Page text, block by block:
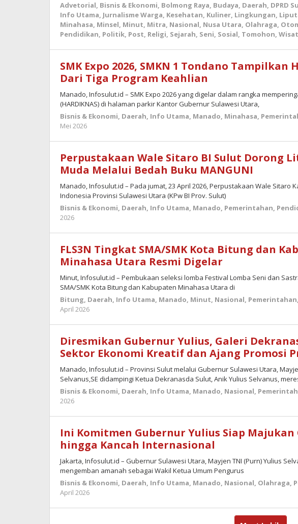
Advetorial, Bisnis & Ekonomi, Bolmong Raya, Budaya, Daerah, DPRD
Info Utama, Jurnalisme Warga, Kesehatan, Kuliner, Lingkungan,
Minahasa, Minsel, Minut, Mitra, Nasional, Nusa Utara, Olahraga,
Pendidikan, Politik, Post, Religi, Sejarah, Seni, Sosial, Tomohon,
SMK Expo 2026, SMKN 1 Tondano Tampilkan
Dari Tiga Program Keahlian
Manado, Infosulut.id – SMK Expo 2026 yang digelar dalam rangka
(HARDIKNAS) di halaman parkir Kantor Gubernur Sulawesi Utara,
Bisnis & Ekonomi, Daerah, Info Utama, Manado, Minahasa,
Mei 2026
Perpustakaan Wale Sitaro BI Sulut Dorong
Muda Melalui Bedah Buku MANGUNI
Manado, Infosulut.id – Pada jumat, 23 April 2026, Perpustakaan Wale Sitaro
Indonesia Provinsi Sulawesi Utara (KPw BI Prov. Sulut)
Bisnis & Ekonomi, Daerah, Info Utama, Manado, Pemerintahan,
2026
FLS3N Tingkat SMA/SMK Kota Bitung dan
Minahasa Utara Resmi Digelar
Minut, Infosulut.id – Pembukaan seleksi lomba Festival Lomba Seni dan
SMA/SMK Kota Bitung dan Kabupaten Minahasa Utara di
Bitung, Daerah, Info Utama, Manado, Minut, Nasional, Pemerintahan,
April 2026
Diresmikan Gubernur Yulius, Galeri
Sektor Ekonomi Kreatif dan Ajang Promosi
Manado, Infosulut.id – Provinsi Sulut melalui Gubernur Sulawesi Utara,
Selvanus,SE didampingi Ketua Dekranasda Sulut, Anik Yulius Selvanus,
Bisnis & Ekonomi, Daerah, Info Utama, Manado, Nasional,
2026
Ini Komitmen Gubernur Yulius Siap
hingga Kancah Internasional
Jakarta, Infosulut.id – Gubernur Sulawesi Utara, Mayjen TNI (Purn) Yulius
mengemban amanah sebagai Wakil Ketua Umum Pengurus
Bisnis & Ekonomi, Daerah, Info Utama, Manado, Nasional, Olahraga,
April 2026